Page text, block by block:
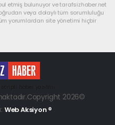
etmiş bulunuyor ve tarafsizhaber.net
veya dolaylı tüm sorumluluğu
yorumlardan site yönetimi hiçbir
2026©
Web Aksiyon ®